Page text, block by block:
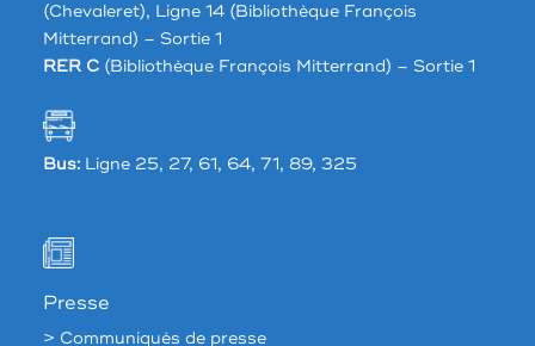
(Chevaleret), Ligne 14 (Bibliothèque François
Mitterrand) – Sortie 1
RER C(Bibliothèque François Mitterrand) – Sortie 1
Bus:Ligne 25, 27, 61, 64, 71, 89, 325
Presse
> Communiqués de presse